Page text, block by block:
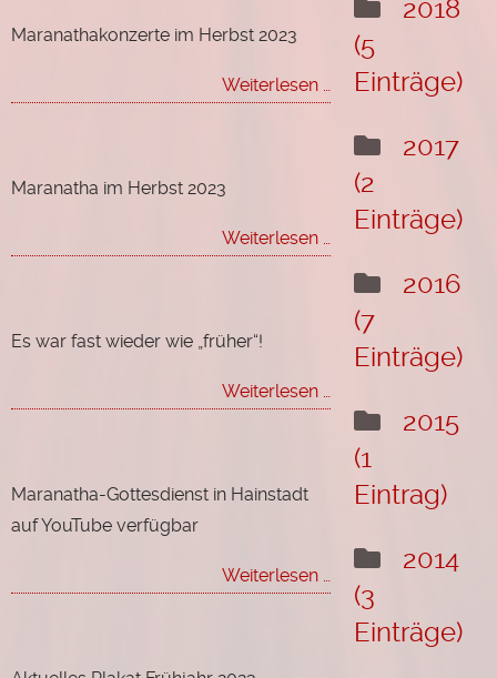
Euro
Konzerten
von
Heimat
Maranathakonzerte im Herbst 2023
Weiterlesen … Maranathakonzerte
im
Herbst
2023
Maranatha im Herbst 2023
Weiterlesen …
im
Herbst
2023
Es war fast wieder wie „früher“!
Weiterlesen …
war
wieder
wie
Maranatha-Gottesdienst in Hainstadt
auf YouTube verfügbar
Weiterlesen … Maranatha-
Gottesdienst
Hainstadt
2018
(5
Einträge)
2017
(2
Einträge)
2016
(7
Einträge)
2015
(1
Eintrag)
2014
(3
Einträge)